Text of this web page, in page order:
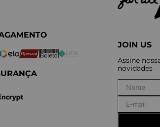
JOIN US
Assine
novidades